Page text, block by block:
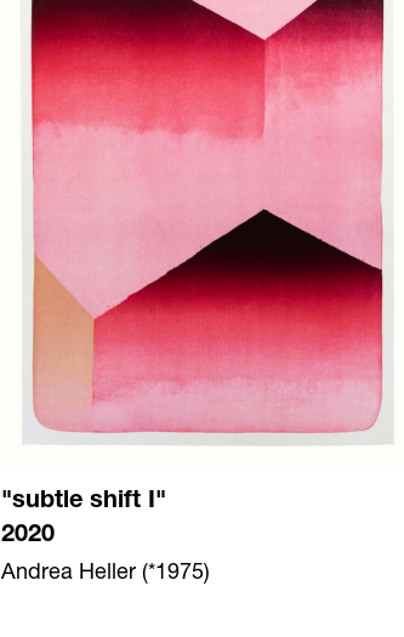
"subtle shift I"
2020
Andrea Heller (*1975)